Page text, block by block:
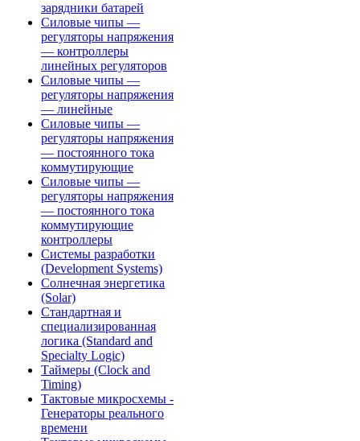
зарядники батарей
Силовые чипы —
регуляторы напряжения
— контроллеры
линейных регуляторов
Силовые чипы —
регуляторы напряжения
— линейные
Силовые чипы —
регуляторы напряжения
— постоянного тока
коммутирующие
Силовые чипы —
регуляторы напряжения
— постоянного тока
коммутирующие
контроллеры
Системы разработки
(Development Systems)
Солнечная энергетика
(Solar)
Стандартная и
специализированная
логика (Standard and
Specialty Logic)
Таймеры (Clock and
Timing)
Тактовые микросхемы -
Генераторы реального
времени